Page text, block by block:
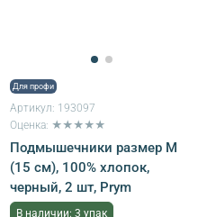
Для профи
Артикул: 193097
Оценка: ★★★★★
Подмышечники размер M
(15 см), 100% хлопок,
черный, 2 шт, Prym
В наличии: 3 упак